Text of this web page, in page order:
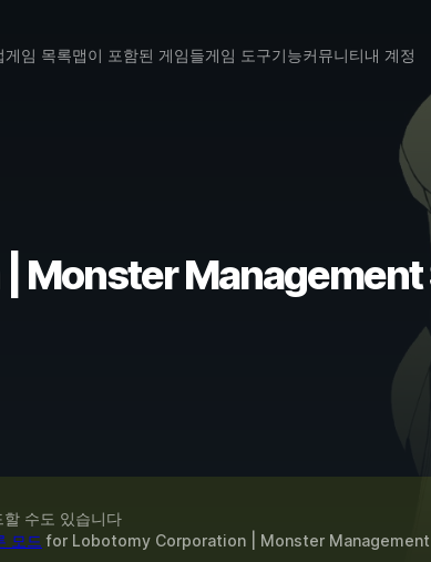
게임 목록맵이 포함된 게임들게임 도구기능커뮤니티내 계정
Monster Management
수도 있습니다
모드 for Lobotomy Corporation | Monster